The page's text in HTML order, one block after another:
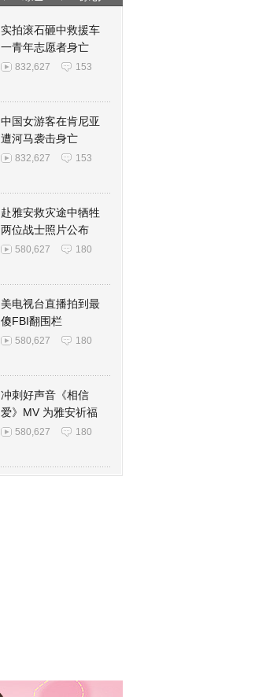
实拍滚石砸中救援车
一青年志愿者身亡
832,627 153
中国女游客在肯尼亚
遭河马袭击身亡
832,627 153
赴雅安救灾途中牺牲
两位战士照片公布
580,627 180
美电视台直播拍到最
傻FBI翻围栏
580,627 180
冲刺好声音《相信
爱》MV 为雅安祈福
580,627 180